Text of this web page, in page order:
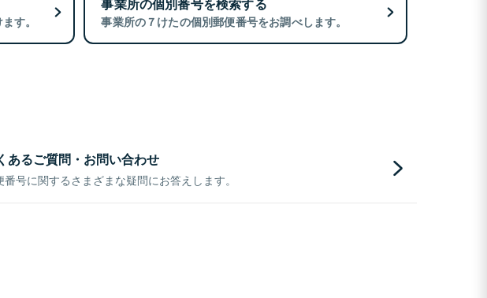
す。 事業所の７けたの個別郵便番号をお調べします。
あるご質問・お問い合わせ
番号に関するさまざまな疑問にお答えします。